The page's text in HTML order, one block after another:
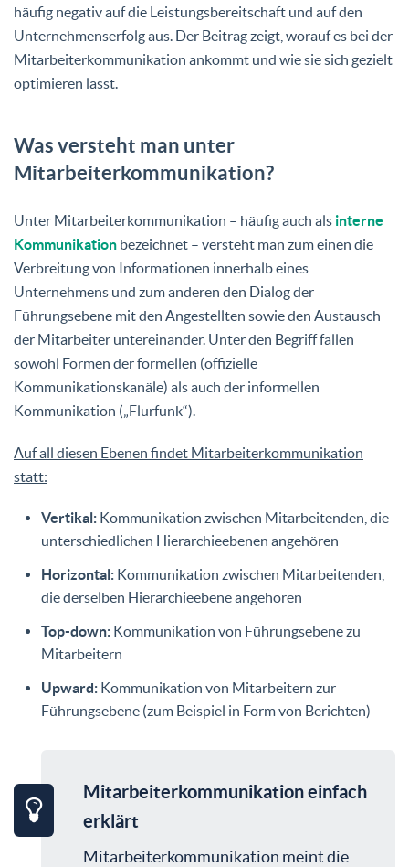
häufig negativ auf die Leistungsbereitschaft und auf den
Unternehmenserfolg aus. Der Beitrag zeigt, worauf es bei der
Mitarbeiterkommunikation ankommt und wie sie sich gezielt
optimieren lässt.
Was versteht man unter
Mitarbeiterkommunikation?
Unter Mitarbeiterkommunikation – häufig auch als interne
Kommunikation bezeichnet – versteht man zum einen die
Verbreitung von Informationen innerhalb eines
Unternehmens und zum anderen den Dialog der
Führungsebene mit den Angestellten sowie den Austausch
der Mitarbeiter untereinander. Unter den Begriff fallen
sowohl Formen der formellen (offizielle
Kommunikationskanäle) als auch der informellen
Kommunikation („Flurfunk“).
Auf all diesen Ebenen findet Mitarbeiterkommunikation
statt:
Vertikal: Kommunikation zwischen Mitarbeitenden, die
unterschiedlichen Hierarchieebenen angehören
Horizontal: Kommunikation zwischen Mitarbeitenden,
die derselben Hierarchieebene angehören
Top-down: Kommunikation von Führungsebene zu
Mitarbeitern
Upward: Kommunikation von Mitarbeitern zur
Führungsebene (zum Beispiel in Form von Berichten)
Mitarbeiterkommunikation einfach
erklärt
Mitarbeiterkommunikation meint die